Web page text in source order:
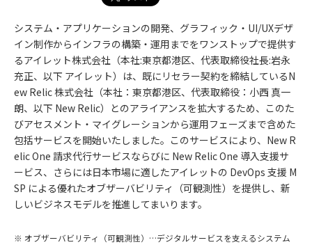
システム・アプリケーションの開発、グラフィック・UI/UXデザ
イン制作からインフラの構築・運用までをワンストップで提供す
るアイレット株式会社（本社:東京都港区、代表取締役社長:岩永
充正、以下 アイレット）は、既にリセラー契約を締結しているN
ew Relic 株式会社（本社：東京都港区、代表取締役：小西 真一
朗、以下 New Relic）とのアライアンスを拡大するため、このた
びアセスメント・マイグレーションから運用フェーズまで含めた
包括サービスを開始いたしました。このサービスにより、New R
elic One 請求代行サービスならびに New Relic One 導入支援サ
ービス、さらには日本市場に適したアイレットの DevOps 支援 M
SP による優れたオブザーバビリティ（可観測性）を提供し、新
しいビジネスモデルを推進してまいります。
※ オブザーバビリティ（可観測性）…デジタルサービスを支えるシステム